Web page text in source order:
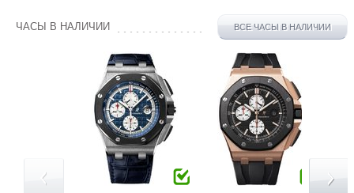
ЧАСЫ В НАЛИЧИИ ВСЕ ЧАСЫ В НАЛИЧИИ